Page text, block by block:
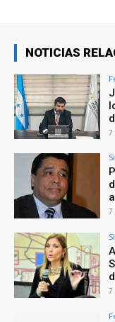
NOTICIAS
7
7
7